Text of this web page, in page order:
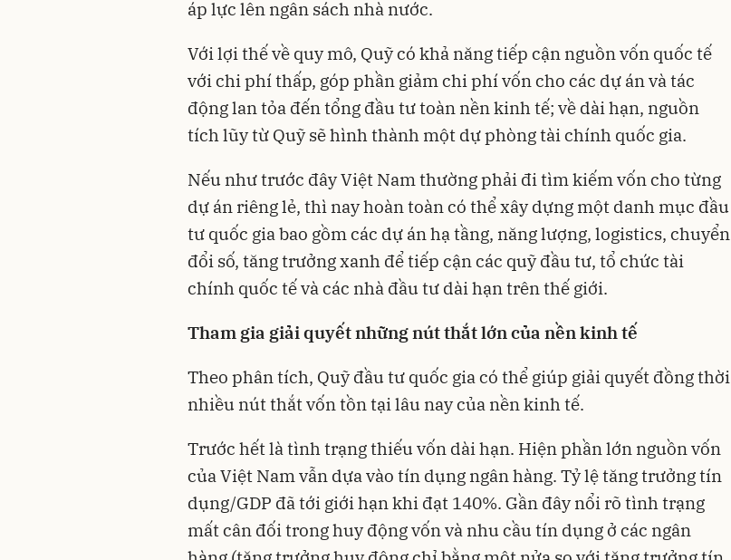
áp lực lên ngân sách nhà nước.
Với lợi thế về quy mô, Quỹ có khả năng tiếp cận nguồn vốn quốc tế
với chi phí thấp, góp phần giảm chi phí vốn cho các dự án và tác
động lan tỏa đến tổng đầu tư toàn nền kinh tế; về dài hạn, nguồn
tích lũy từ Quỹ sẽ hình thành một dự phòng tài chính quốc gia.
Nếu như trước đây Việt Nam thường phải đi tìm kiếm vốn cho từng
dự án riêng lẻ, thì nay hoàn toàn có thể xây dựng một danh mục đầu
tư quốc gia bao gồm các dự án hạ tầng, năng lượng, logistics, chuyển
đổi số, tăng trưởng xanh để tiếp cận các quỹ đầu tư, tổ chức tài
chính quốc tế và các nhà đầu tư dài hạn trên thế giới.
Tham gia giải quyết những nút thắt lớn của nền kinh tế
Theo phân tích, Quỹ đầu tư quốc gia có thể giúp giải quyết đồng thời
nhiều nút thắt vốn tồn tại lâu nay của nền kinh tế.
Trước hết là tình trạng thiếu vốn dài hạn. Hiện phần lớn nguồn vốn
của Việt Nam vẫn dựa vào tín dụng ngân hàng. Tỷ lệ tăng trưởng tín
dụng/GDP đã tới giới hạn khi đạt 140%. Gần đây nổi rõ tình trạng
mất cân đối trong huy động vốn và nhu cầu tín dụng ở các ngân